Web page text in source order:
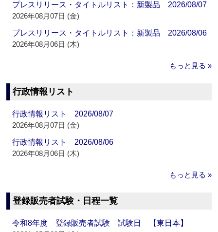
プレスリリース・タイトルリスト：新製品 2026/08/07
2026年08月07日 (金)
プレスリリース・タイトルリスト：新製品 2026/08/06
2026年08月06日 (木)
もっと見る »
行政情報リスト
行政情報リスト 2026/08/07
2026年08月07日 (金)
行政情報リスト 2026/08/06
2026年08月06日 (木)
もっと見る »
登録販売者試験・日程一覧
令和8年度 登録販売者試験 試験日 【東日本】